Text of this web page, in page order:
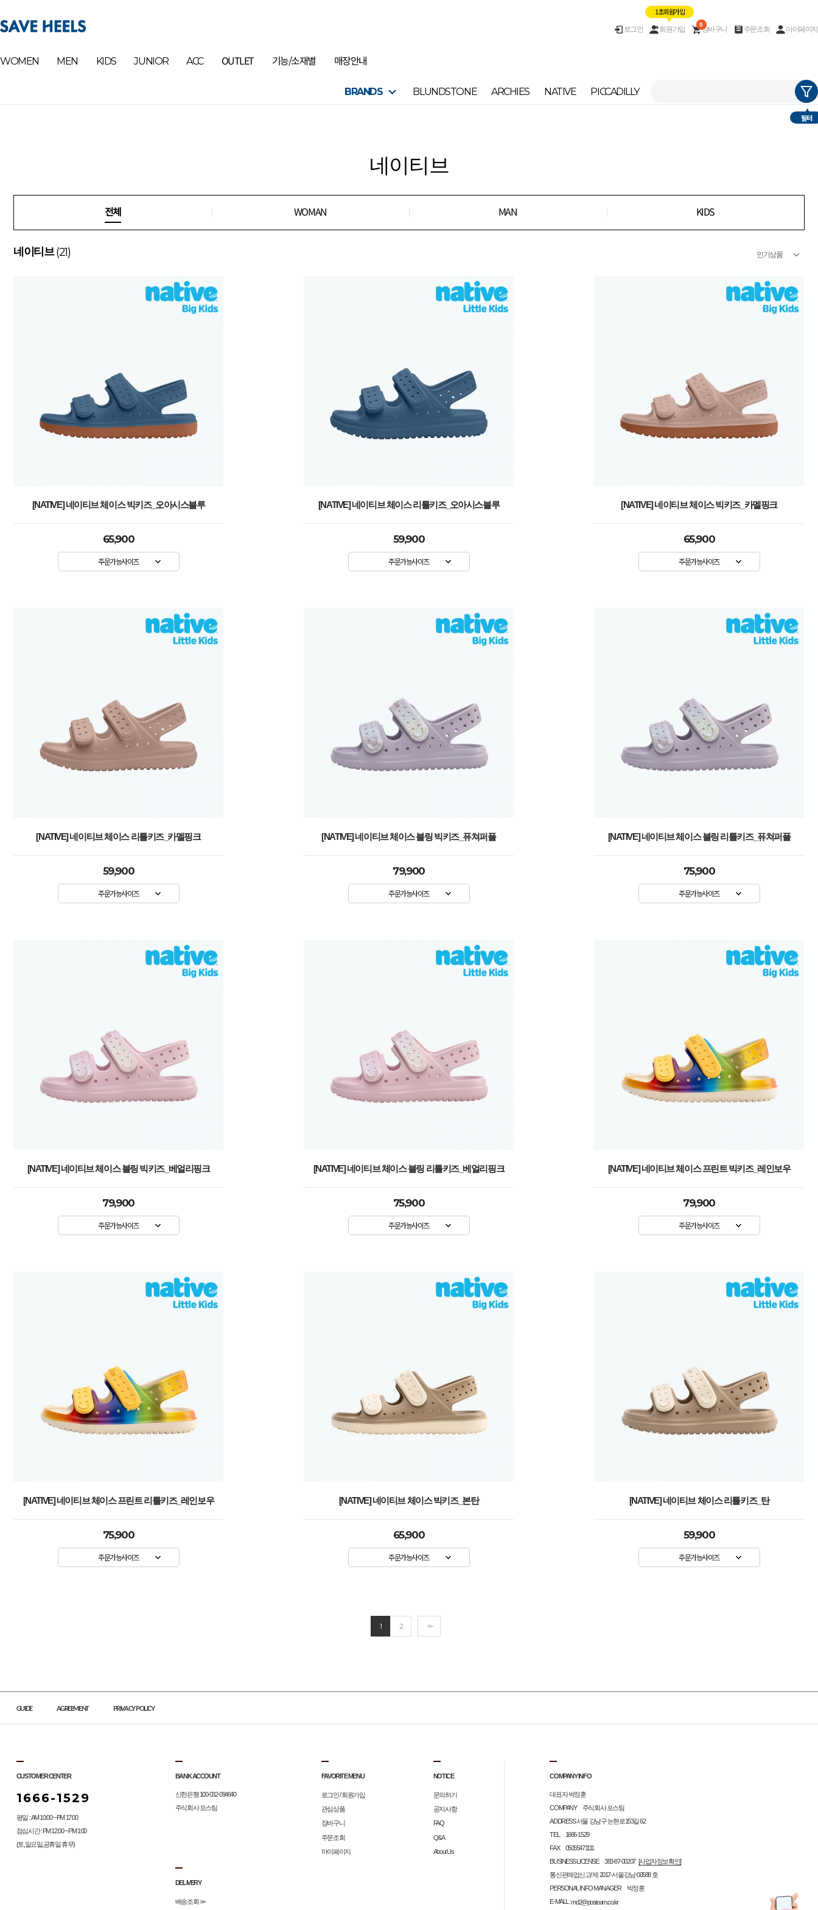
로그인 회원가입
1초 회원가입
장바구니
0
주문조회 마이페이지
WOMEN MEN KIDS JUNIOR ACC OUTLET 기능/소재별 매장안내
BRANDS BLUNDSTONE ARCHIES NATIVE PICCADILLY
필터
네이티브
전체 WOMAN MAN KIDS
네이티브 (21)
[NATIVE] 네이티브 체이스 빅키즈_오아시스블루
65,900
주문가능사이즈
[NATIVE] 네이티브 체이스 리틀키즈_오아시스블루
59,900
주문가능사이즈
[NATIVE] 네이티브 체이스 빅키즈_카멜핑크
65,900
주문가능사이즈
[NATIVE] 네이티브 체이스 리틀키즈_카멜핑크
59,900
주문가능사이즈
[NATIVE] 네이티브 체이스 블링 빅키즈_퓨쳐퍼플
79,900
주문가능사이즈
[NATIVE] 네이티브 체이스 블링 리틀키즈_퓨쳐퍼플
75,900
주문가능사이즈
[NATIVE] 네이티브 체이스 블링 빅키즈_베얼리핑크
79,900
주문가능사이즈
[NATIVE] 네이티브 체이스 블링 리틀키즈_베얼리핑크
75,900
주문가능사이즈
[NATIVE] 네이티브 체이스 프린트 빅키즈_레인보우
79,900
주문가능사이즈
[NATIVE] 네이티브 체이스 프린트 리틀키즈_레인보우
75,900
주문가능사이즈
[NATIVE] 네이티브 체이스 빅키즈_본탄
65,900
주문가능사이즈
[NATIVE] 네이티브 체이스 리틀키즈_탄
59,900
주문가능사이즈
1 2 >>
GUIDE AGREEMENT PRIVACY POLICY
CUSTOMER CENTER
1666-1529
평일 : AM 10:00 ~ PM 17:00
점심시간 : PM 12:00 ~ PM 1:00
(토,일요일,공휴일 휴무)
BANK ACCOUNT
신한은행 100-032-094640
주식회사 포스팀
DELIVERY
배송조회 >>
FAVORITE MENU
로그인 /회원가입
관심상품
장바구니
주문조회
마이페이지
NOTICE
문의하기
공지사항
FAQ
Q&A
About Us
COMPANY INFO
대표자 박정훈
COMPANY 주식회사 포스팀
ADDRESS 서울 강남구 논현로153길 62
TEL 1666-1529
FAX 05055471111
BUSINESS LICENSE 383-87-00207 [사업자정보확인]
통신판매업신고/ 제 2017-서울강남-00588 호
PERSONAL INFO MANAGER 박정훈
E-MALL :md2@posteam.co.kr